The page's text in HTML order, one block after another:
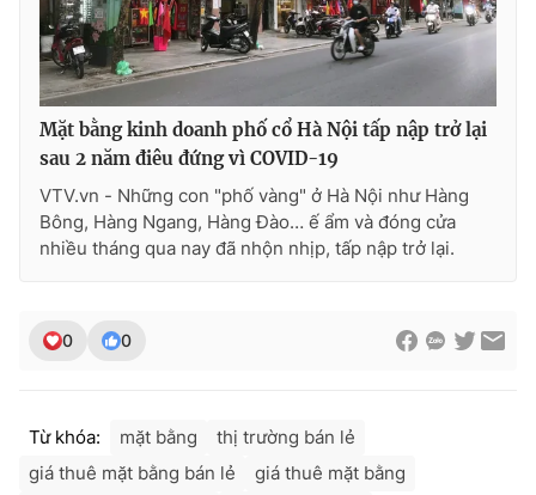
Mặt bằng kinh doanh phố cổ Hà Nội tấp nập trở lại
sau 2 năm điêu đứng vì COVID-19
VTV.vn - Những con "phố vàng" ở Hà Nội như Hàng
Bông, Hàng Ngang, Hàng Đào… ế ẩm và đóng cửa
nhiều tháng qua nay đã nhộn nhịp, tấp nập trở lại.
0 0
Từ khóa: mặt bằng
thị trường bán lẻ
giá thuê mặt bằng bán lẻ
giá thuê mặt bằng